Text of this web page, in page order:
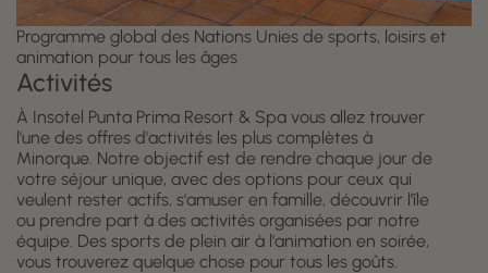
Programme global des Nations Unies de sports, loisirs et
animation pour tous les âges
Activités
À Insotel Punta Prima Resort & Spa vous allez trouver
l'une des offres d'activités les plus complètes à
Minorque. Notre objectif est de rendre chaque jour de
votre séjour unique, avec des options pour ceux qui
veulent rester actifs, s'amuser en famille, découvrir l'île
ou prendre part à des activités organisées par notre
équipe. Des sports de plein air à l'animation en soirée,
vous trouverez quelque chose pour tous les goûts.